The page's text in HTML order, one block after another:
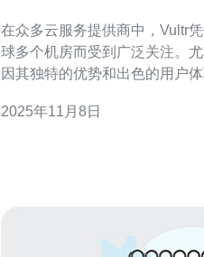
在众多云服务提供商中，Vultr
球多个机房而受到广泛关注。
因其独特的优势和出色的用户
验，希望对有意购买VPS的朋友们有所
2025年11月8日